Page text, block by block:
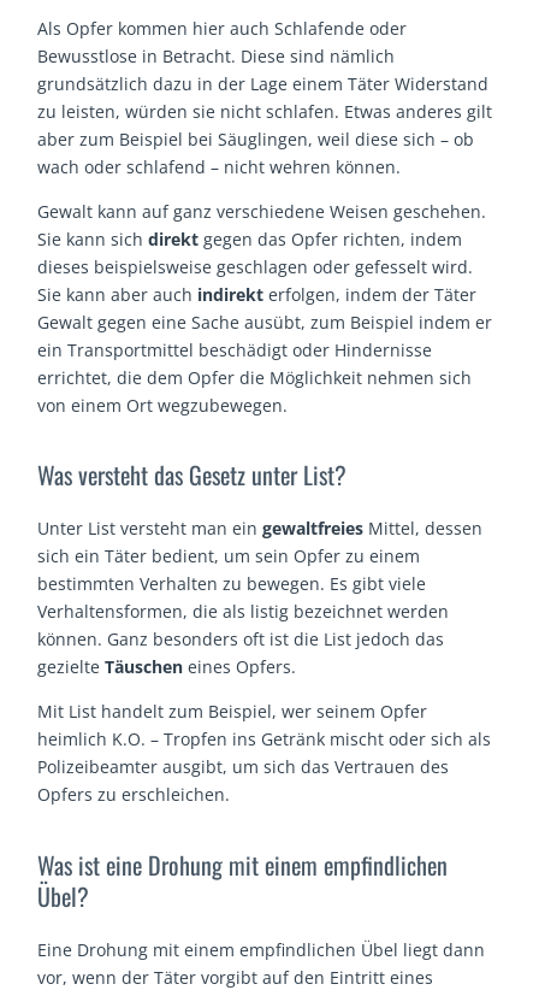
Als Opfer kommen hier auch Schlafende oder
Bewusstlose in Betracht. Diese sind nämlich
grundsätzlich dazu in der Lage einem Täter Widerstand
zu leisten, würden sie nicht schlafen. Etwas anderes gilt
aber zum Beispiel bei Säuglingen, weil diese sich – ob
wach oder schlafend – nicht wehren können.
Gewalt kann auf ganz verschiedene Weisen geschehen.
Sie kann sichdirekt gegen das Opfer richten, indem
dieses beispielsweise geschlagen oder gefesselt wird.
Sie kann aber auch indirekt erfolgen, indem der Täter
Gewalt gegen eine Sache ausübt, zum Beispiel indem er
ein Transportmittel beschädigt oder Hindernisse
errichtet, die dem Opfer die Möglichkeit nehmen sich
von einem Ort wegzubewegen.
Was versteht das Gesetz unter List?
Unter List versteht man eingewaltfreies Mittel, dessen
sich ein Täter bedient, um sein Opfer zu einem
bestimmten Verhalten zu bewegen. Es gibt viele
Verhaltensformen, die als listig bezeichnet werden
können. Ganz besonders oft ist die List jedoch das
gezielteTäuscheneines Opfers.
Mit List handelt zum Beispiel, wer seinem Opfer
heimlich K.O. – Tropfen ins Getränk mischt oder sich als
Polizeibeamter ausgibt, um sich das Vertrauen des
Opfers zu erschleichen.
Was ist eine Drohung mit einem empfindlichen
Übel?
Eine Drohung mit einem empfindlichen Übel liegt dann
vor, wenn der Täter vorgibt auf den Eintritt eines